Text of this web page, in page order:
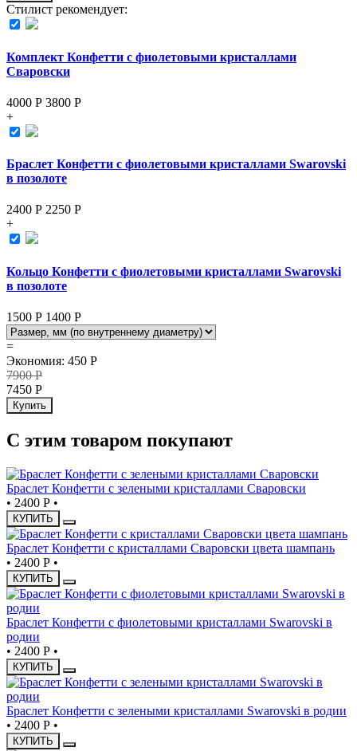
Стилист рекомендует:
Комплект Конфетти с фиолетовыми кристаллами
Сваровски
4000 Р 3800 Р
+
Браслет Конфетти с фиолетовыми кристаллами Swarovski
в позолоте
2400 Р 2250 Р
+
Кольцо Конфетти с фиолетовыми кристаллами Swarovski
в позолоте
1500 Р 1400 Р
=
Экономия: 450 Р
7900Р
7450 Р
Купить
С этим товаром покупают
Браслет Конфетти с зелеными кристаллами Сваровски
• 2400 Р •
КУПИТЬ
Браслет Конфетти с кристаллами Сваровски цвета шампань
• 2400 Р •
КУПИТЬ
Браслет Конфетти с фиолетовыми кристаллами Swarovski в
родии
• 2400 Р •
КУПИТЬ
Браслет Конфетти с зелеными кристаллами Swarovski в родии
• 2400 Р •
КУПИТЬ